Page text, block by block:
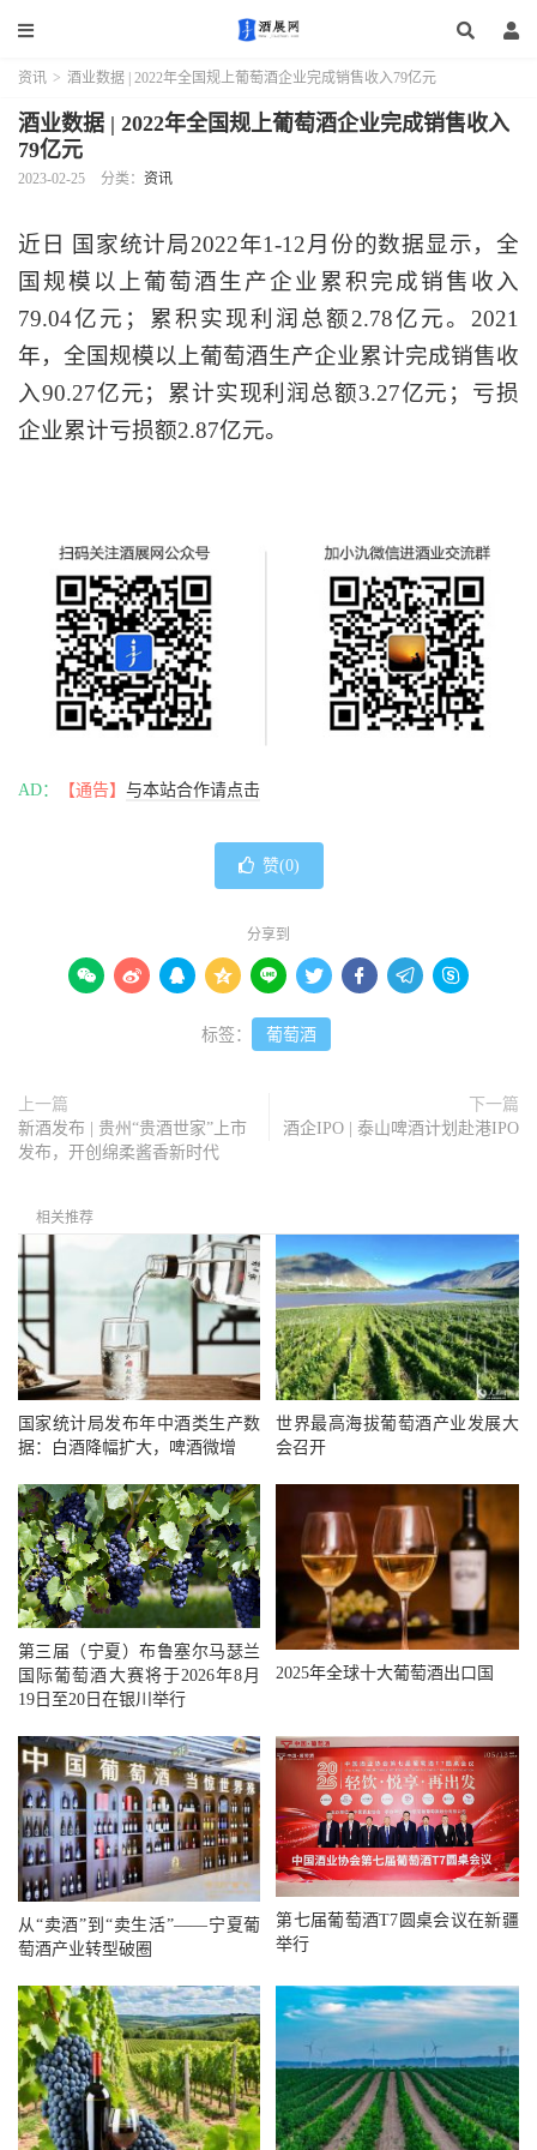
资讯 > 酒业数据 | 2022年全国规上葡萄酒企业完成销售收入79亿元
酒业数据 | 2022年全国规上葡萄酒企业完成销售收入
79亿元
2023-02-25 分类： 资讯
近日 国家统计局2022年1-12月份的数据显示，全
国规模以上葡萄酒生产企业累积完成销售收入
79.04亿元；累积实现利润总额2.78亿元。2021
年，全国规模以上葡萄酒生产企业累计完成销售收
入90.27亿元；累计实现利润总额3.27亿元；亏损
企业累计亏损额2.87亿元。
AD： 【通告】 与本站合作请点击
赞(0)
分享到
        
标签： 葡萄酒
上一篇
新酒发布 | 贵州“贵酒世家”上市
发布，开创绵柔酱香新时代
下一篇
酒企IPO | 泰山啤酒计划赴港IPO
相关推荐
国家统计局发布年中酒类生产数
据：白酒降幅扩大，啤酒微增
世界最高海拔葡萄酒产业发展大
会召开
第三届（宁夏）布鲁塞尔马瑟兰
国际葡萄酒大赛将于2026年8月
19日至20日在银川举行
2025年全球十大葡萄酒出口国
从“卖酒”到“卖生活”——宁夏葡
萄酒产业转型破圈
第七届葡萄酒T7圆桌会议在新疆
举行